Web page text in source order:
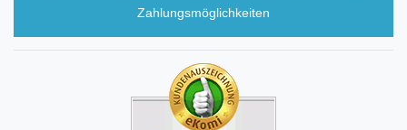
Zahlungsmöglichkeiten